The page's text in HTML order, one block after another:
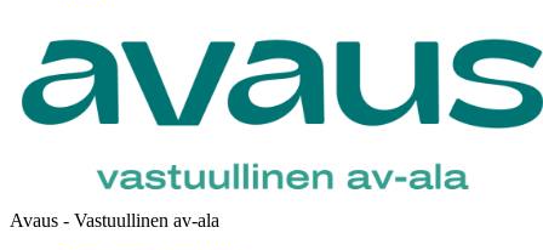
Avaus - Vastuullinen av-ala